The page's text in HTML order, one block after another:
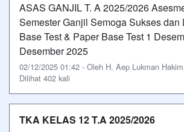
ASAS GANJIL T. A 2025/2026
Semester Ganjil Semoga Sukses dan
Base Test & Paper Base Test 1
Desember 2025
02/12/2025 01:42 - Oleh H. Aep Lukman
Dilihat 402 kali
TKA KELAS 12 T.A 2025/2026